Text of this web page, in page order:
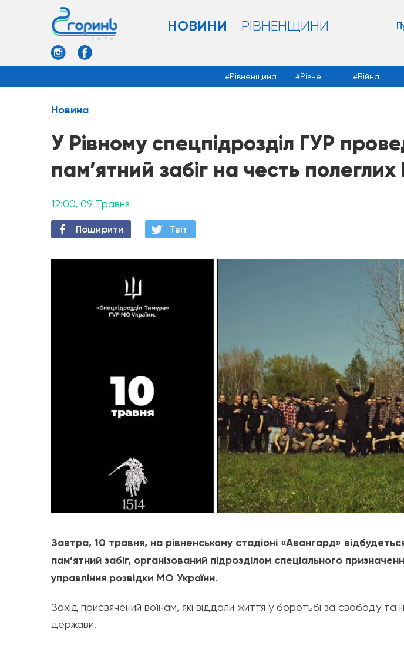
НОВИНИ РІВНЕНЩИНИ
Рівненщина Рівне Війна
Новина
У Рівному спецпідрозділ ГУР
пам’ятний забіг на честь полеглих
12:00, 09 Травня
Поширити Твiт
Завтра, 10 травня, на рівненському стадіоні «Авангард»
пам’ятний забіг, організований підрозділом спеціального
управління розвідки МО України.
Захід присвячений воїнам, які віддали життя у боротьбі за свободу та
держави.